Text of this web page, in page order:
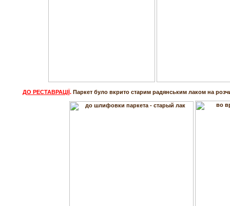
ДО РЕСТАВРАЦІЇ. Паркет було вкрито старим радянським лаком на